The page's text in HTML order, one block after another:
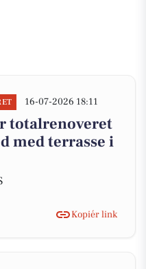
16-07-2026 18:11
totalrenoveret
med terrasse i
Kopiér link